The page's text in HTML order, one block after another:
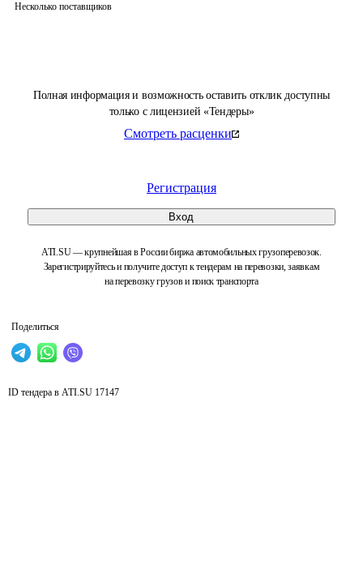
Полная информация и возможность оставить отклик доступны
только с лицензией «Тендеры»
Смотреть расценки
Регистрация
Вход
ATI.SU — крупнейшая в России биржа автомобильных грузоперевозок.
Зарегистрируйтесь и получите доступ к тендерам на перевозки, заявкам
на перевозку грузов и поиск транспорта
Поделиться
Несколько поставщиков
ID тендера в ATI.SU 17147